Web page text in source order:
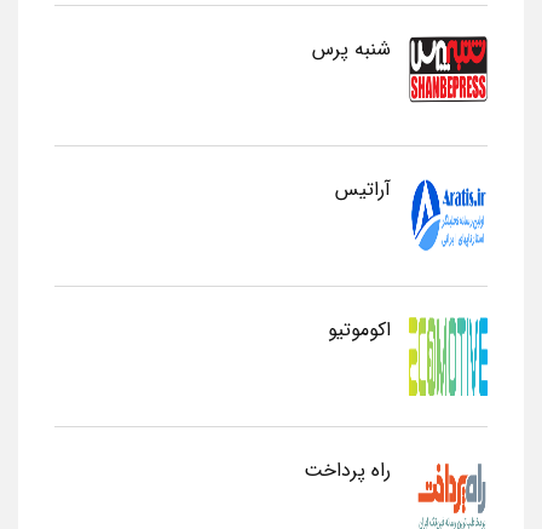
شنبه پرس
آراتیس
اکوموتیو
راه پرداخت